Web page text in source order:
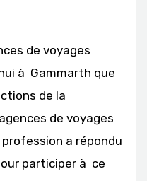
de voyages
à Gammarth que
de la
de voyages
a répondu
participer à ce